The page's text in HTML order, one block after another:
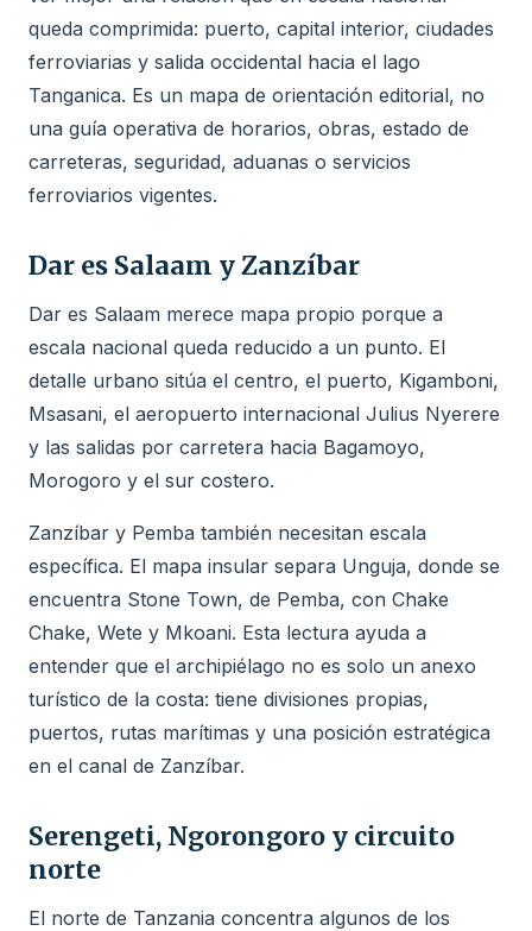
queda comprimida: puerto, capital interior, ciudades
ferroviarias y salida occidental hacia el lago
Tanganica. Es un mapa de orientación editorial, no
una guía operativa de horarios, obras, estado de
carreteras, seguridad, aduanas o servicios
ferroviarios vigentes.
Dar es Salaam y Zanzíbar
Dar es Salaam merece mapa propio porque a
escala nacional queda reducido a un punto. El
detalle urbano sitúa el centro, el puerto, Kigamboni,
Msasani, el aeropuerto internacional Julius Nyerere
y las salidas por carretera hacia Bagamoyo,
Morogoro y el sur costero.
Zanzíbar y Pemba también necesitan escala
específica. El mapa insular separa Unguja, donde se
encuentra Stone Town, de Pemba, con Chake
Chake, Wete y Mkoani. Esta lectura ayuda a
entender que el archipiélago no es solo un anexo
turístico de la costa: tiene divisiones propias,
puertos, rutas marítimas y una posición estratégica
en el canal de Zanzíbar.
Serengeti, Ngorongoro y circuito
norte
El norte de Tanzania concentra algunos de los